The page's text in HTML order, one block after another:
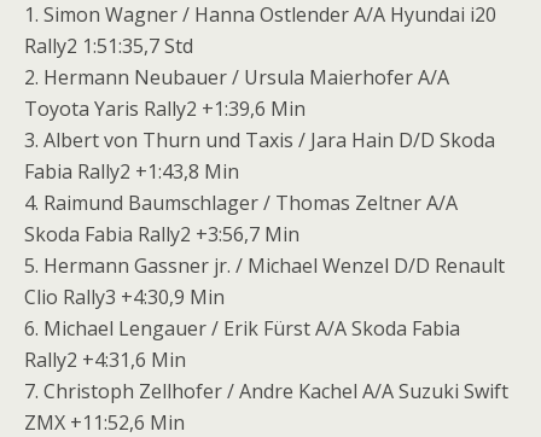
1. Simon Wagner / Hanna Ostlender A/A Hyundai i20
Rally2 1:51:35,7 Std
2. Hermann Neubauer / Ursula Maierhofer A/A
Toyota Yaris Rally2 +1:39,6 Min
3. Albert von Thurn und Taxis / Jara Hain D/D Skoda
Fabia Rally2 +1:43,8 Min
4. Raimund Baumschlager / Thomas Zeltner A/A
Skoda Fabia Rally2 +3:56,7 Min
5. Hermann Gassner jr. / Michael Wenzel D/D Renault
Clio Rally3 +4:30,9 Min
6. Michael Lengauer / Erik Fürst A/A Skoda Fabia
Rally2 +4:31,6 Min
7. Christoph Zellhofer / Andre Kachel A/A Suzuki Swift
ZMX +11:52,6 Min